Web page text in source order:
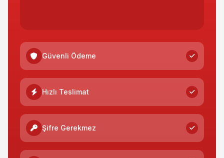
Güvenli Ödeme
Hızlı Teslimat
Şifre Gerekmez